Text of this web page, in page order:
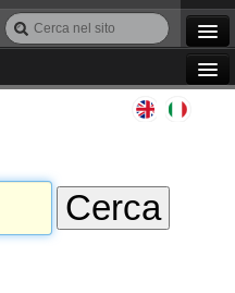
Cerca
nel
Ricerca